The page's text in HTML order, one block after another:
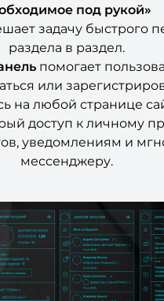
под рукой»
задачу быстрого
раздела в раздел.
помогает
или
на любой странице
доступ к личному
уведомлениям и
мессенджеру.